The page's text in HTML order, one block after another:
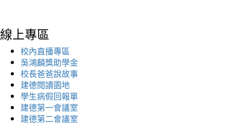
線上專區
校內直播專區
吳鴻麟獎助學金
校長爸爸說故事
建德閱讀園地
學生病假回報單
建德第一會議室
建德第二會議室